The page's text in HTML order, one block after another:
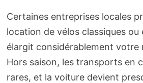
Certaines entreprises locales
location de vélos classiques ou
élargit considérablement votre
Hors saison, les transports en
rares, et la voiture devient